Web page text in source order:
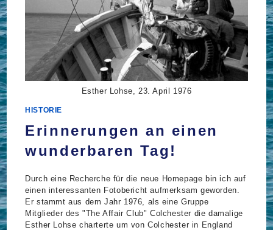
Esther Lohse, 23. April 1976
HISTORIE
Erinnerungen an einen
wunderbaren Tag!
Durch eine Recherche für die neue Homepage bin ich auf
einen interessanten Fotobericht aufmerksam geworden.
Er stammt aus dem Jahr 1976, als eine Gruppe
Mitglieder des "The Affair Club" Colchester die damalige
Esther Lohse charterte um von Colchester in England